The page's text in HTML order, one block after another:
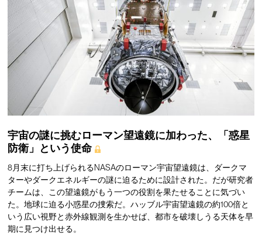
宇宙の謎に挑むローマン望遠鏡に加わった、「惑星
防衛」という使命
8月末に打ち上げられるNASAのローマン宇宙望遠鏡は、ダークマ
ターやダークエネルギーの謎に迫るために設計された。だが研究者
チームは、この望遠鏡がもう一つの役割を果たせることに気づい
た。地球に迫る小惑星の捜索だ。ハッブル宇宙望遠鏡の約100倍と
いう広い視野と赤外線観測を生かせば、都市を破壊しうる天体を早
期に見つけ出せる。